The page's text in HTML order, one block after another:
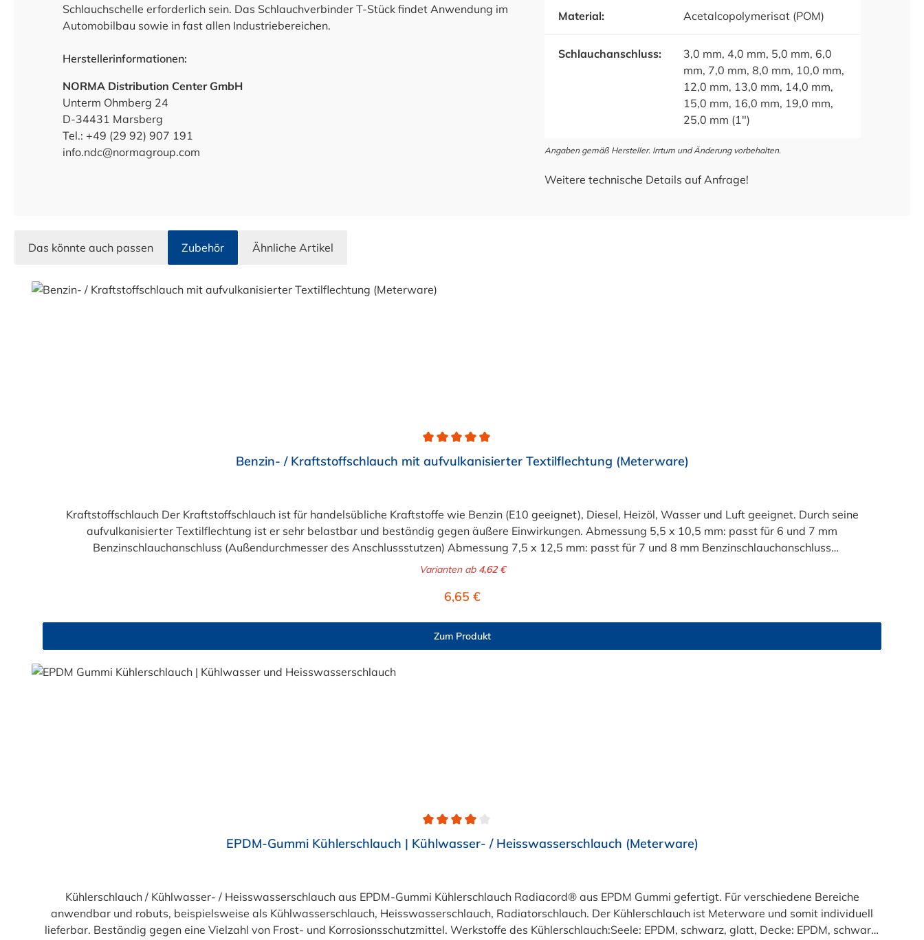
Schlauchschelle erforderlich sein. Das Schlauchverbinder T-Stück findet Anwendung im
Automobilbau sowie in fast allen Industriebereichen.
Herstellerinformationen:
NORMA Distribution Center GmbH
Unterm Ohmberg 24
D-34431 Marsberg
Tel.: +49 (29 92) 907 191
info.ndc@normagroup.com
Material: Acetalcopolymerisat (POM)
Schlauchanschluss:
3,0 mm, 4,0 mm, 5,0 mm, 6,0
mm, 7,0 mm, 8,0 mm, 10,0 mm,
12,0 mm, 13,0 mm, 14,0 mm,
15,0 mm, 16,0 mm, 19,0 mm,
25,0 mm (1")
Angaben gemäß Hersteller. Irrtum und Änderung vorbehalten.
Weitere technische Details auf Anfrage!
Das könnte auch passen Zubehör Ähnliche Artikel
Produktgalerie überspringen
Durchschnittliche Bewertung von 5 von 5 SternenBenzin- / Kraftstoffschlauch mit aufvulkanisierter Textilflechtung (Meterware)
Kraftstoffschlauch Der Kraftstoffschlauch ist für handelsübliche Kraftstoffe wie Benzin (E10 geeignet), Diesel, Heizöl, Wasser und Luft geeignet. Durch seine
aufvulkanisierter Textilflechtung ist er sehr belastbar und beständig gegen äußere Einwirkungen. Abmessung 5,5 x 10,5 mm: passt für 6 und 7 mm
Benzinschlauchanschluss (Außendurchmesser des Anschlussstutzen) Abmessung 7,5 x 12,5 mm: passt für 7 und 8 mm Benzinschlauchanschluss
(Außendurchmesser des Anschlussstutzen)Abmessung 9,0 x 15,0 mm: passt für 9 mm Benzinschlauchanschluss (Außendurchmesser des Anschlussstutzen)
Varianten ab4,62 €
Regulärer Preis:
6,65 €
Zum Produkt
Durchschnittliche Bewertung von 4 von 5 SternenEPDM-Gummi Kühlerschlauch | Kühlwasser- / Heisswasserschlauch (Meterware)
Kühlerschlauch / Kühlwasser- / Heisswasserschlauch aus EPDM-Gummi Kühlerschlauch Radiacord® aus EPDM Gummi gefertigt. Für verschiedene Bereiche
anwendbar und robuts, beispielsweise als Kühlwasserschlauch, Heisswasserschlauch, Radiatorschlauch. Der Kühlerschlauch ist Meterware und somit individuell
lieferbar. Beständig gegen eine Vielzahl von Frost- und Korrosionsschutzmittel. Werkstoffe des Kühlerschlauch:Seele: EPDM, schwarz, glatt, Decke: EPDM, schwarz,